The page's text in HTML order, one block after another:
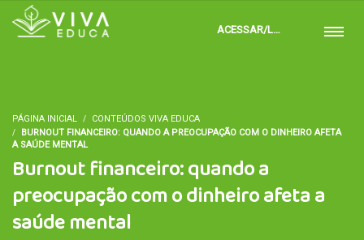
ACESSAR/LOGAR
PÁGINA INICIAL
CONTEÚDOS VIVA EDUCA
BURNOUT FINANCEIRO: QUANDO A PREOCUPAÇÃO COM O DINHEIRO AFETA
A SAÚDE MENTAL
Burnout financeiro: quando a
preocupação com o dinheiro afeta a
saúde mental